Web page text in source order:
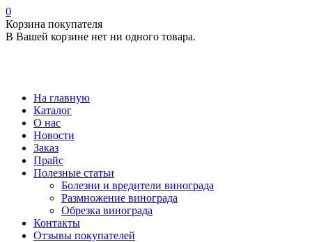
0
Корзина покупателя
В Вашей корзине нет ни одного товара.
На главную
Каталог
О нас
Новости
Заказ
Прайс
Полезные статьи
Болезни и вредители винограда
Размножение винограда
Обрезка винограда
Контакты
Отзывы покупателей